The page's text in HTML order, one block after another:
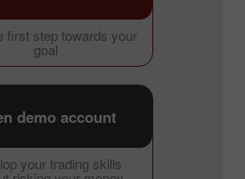
first step towards your
goal
your trading skills
demo account